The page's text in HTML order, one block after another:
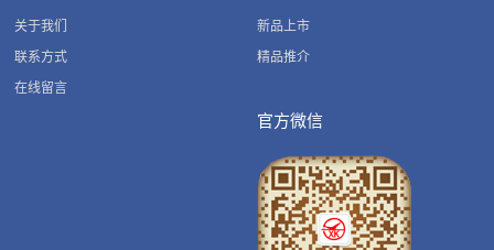
关于我们
联系方式
在线留言
新品上市
精品推介
官方微信